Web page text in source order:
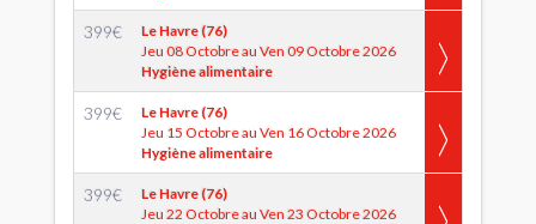
399€
Le Havre (76)
Jeu 08 Octobre au Ven 09 Octobre 2026
Hygiène alimentaire
399€
Le Havre (76)
Jeu 15 Octobre au Ven 16 Octobre 2026
Hygiène alimentaire
399€
Le Havre (76)
Jeu 22 Octobre au Ven 23 Octobre 2026